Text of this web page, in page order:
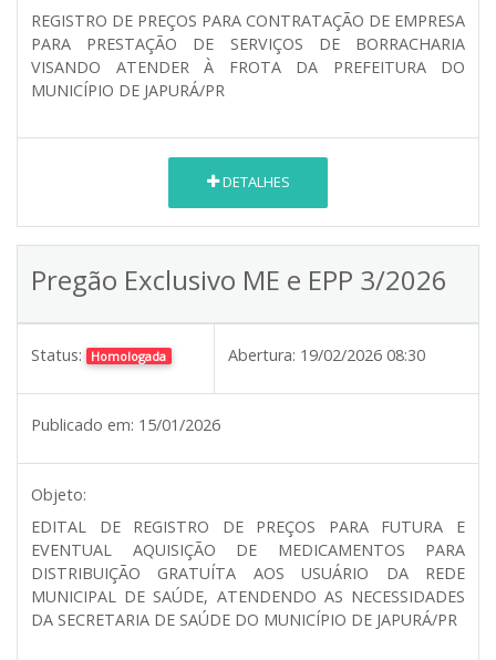
REGISTRO DE PREÇOS PARA CONTRATAÇÃO DE EMPRESA
PARA PRESTAÇÃO DE SERVIÇOS DE BORRACHARIA
VISANDO ATENDER À FROTA DA PREFEITURA DO
MUNICÍPIO DE JAPURÁ/PR
DETALHES
Pregão Exclusivo ME e EPP 3/2026
Status: Homologada Abertura: 19/02/2026 08:30
Publicado em: 15/01/2026
Objeto:
EDITAL DE REGISTRO DE PREÇOS PARA FUTURA E
EVENTUAL AQUISIÇÃO DE MEDICAMENTOS PARA
DISTRIBUIÇÃO GRATUÍTA AOS USUÁRIO DA REDE
MUNICIPAL DE SAÚDE, ATENDENDO AS NECESSIDADES
DA SECRETARIA DE SAÚDE DO MUNICÍPIO DE JAPURÁ/PR